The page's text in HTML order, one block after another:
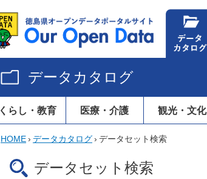
データカタログ
くらし・教育 医療・介護 観光・文化
HOME› データカタログ› データセット検索
データセット検索